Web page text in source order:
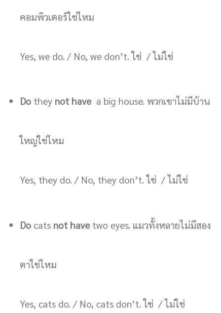
คอมพิวเตอร์ใช่ไหม
Yes, we do. / No, we don’t. ใช่ / ไม่ใช่
Dothey not have a big house. พวกเขาไม่มีบ้าน
ใหญ่ใช่ไหม
Yes, they do. / No, they don’t. ใช่ / ไม่ใช่
Docats not havetwo eyes. แมวทั้งหลายไม่มีสอง
ตาใช่ไหม
Yes, cats do. / No, cats don’t. ใช่ / ไม่ใช่